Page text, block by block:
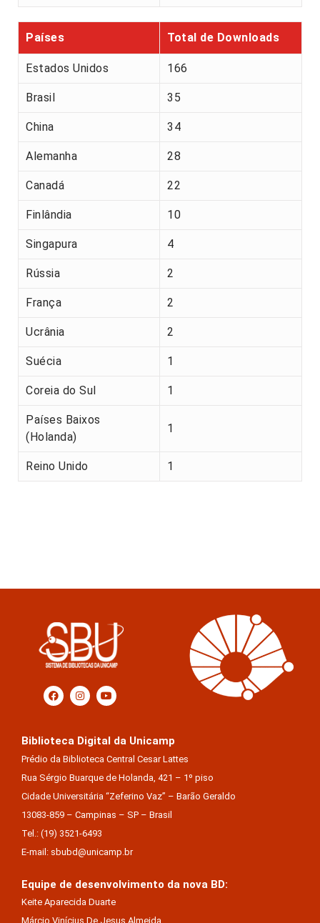
Países Total de Downloads
Estados Unidos 166
Brasil 35
China 34
Alemanha 28
Canadá 22
Finlândia 10
Singapura 4
Rússia 2
França 2
Ucrânia 2
Suécia 1
Coreia do Sul 1
Países Baixos
(Holanda)
1
Reino Unido 1
Biblioteca Digital da Unicamp
Prédio da Biblioteca Central Cesar Lattes
Rua Sérgio Buarque de Holanda, 421 – 1º piso
Cidade Universitária “Zeferino Vaz” – Barão Geraldo
13083-859 – Campinas – SP – Brasil
Tel.: (19) 3521-6493
E-mail: sbubd@unicamp.br
Equipe de desenvolvimento da nova BD:
Keite Aparecida Duarte
Márcio Vinícius De Jesus Almeida